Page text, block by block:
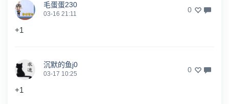
毛蛋蛋230
03-16 21:11 0
+1
沉默的鱼j0
03-17 10:25 0
+1